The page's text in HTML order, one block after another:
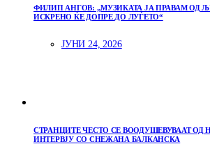
ФИЛИП АНГОВ: „МУЗИКАТА ЈА ПРАВАМ ОД
ИСКРЕНО ЌЕ ДОПРЕ ДО ЛУЃЕТО“
ЈУНИ 24, 2026
СТРАНЦИТЕ ЧЕСТО СЕ ВООДУШЕВУВААТ ОД
ИНТЕРВЈУ СО СНЕЖАНА БАЛКАНСКА